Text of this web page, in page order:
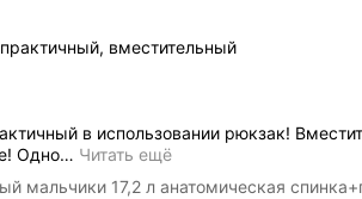
вместительный
в использовании рюкзак!
Одно… Читать ещё
мальчики 17,2 л анатомическая